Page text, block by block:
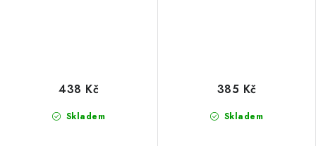
Skladem
438 Kč
Skladem
385 Kč